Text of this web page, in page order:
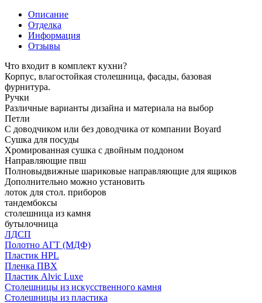
Описание
Отделка
Информация
Отзывы
Что входит в комплект кухни?
Корпус, влагостойкая столешница, фасады, базовая
фурнитура.
Ручки
Различные варианты дизайна и материала на выбор
Петли
С доводчиком или без доводчика от компании Boyard
Сушка для посуды
Хромированная сушка с двойным поддоном
Направляющие пвш
Полновыдвижные шариковые направляющие для ящиков
Дополнительно можно установить
лоток для стол. приборов
тандембоксы
столешница из камня
бутылочница
ЛДСП
Полотно АГТ (МДФ)
Пластик HPL
Пленка ПВХ
Пластик Alvic Luxe
Столешницы из искусственного камня
Столешницы из пластика